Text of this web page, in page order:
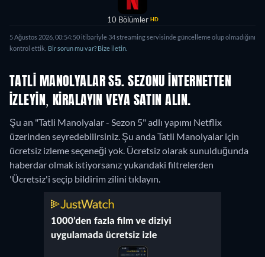
10 Bölümler HD
5 Ağustos 2026, 00:54:50 itibariyle 34 streaming servisinde güncelleme olup olmadığını
kontrol ettik. Bir sorun mu var? Bize iletin.
TATLI MANOLYALAR S5. SEZONU INTERNETTEN
IZLEYIN, KIRALAYIN VEYA SATIN ALIN.
Şu an "Tatli Manolyalar - Sezon 5" adlı yapımı Netflix
üzerinden seyredebilirsiniz. Şu anda Tatli Manolyalar için
ücretsiz izleme seçeneği yok. Ücretsiz olarak sunulduğunda
haberdar olmak istiyorsanız yukarıdaki filtrelerden
'Ücretsiz'i seçip bildirim zilini tıklayın.